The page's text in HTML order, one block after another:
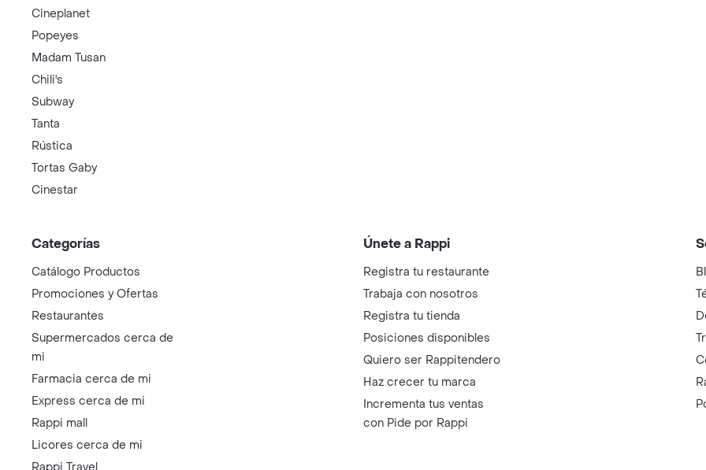
Cineplanet
Popeyes
Madam Tusan
Chili's
Subway
Tanta
Rústica
Tortas Gaby
Cinestar
Categorías
Catálogo Productos
Promociones y Ofertas
Restaurantes
Supermercados cerca de
mi
Farmacia cerca de mi
Express cerca de mi
Rappi mall
Licores cerca de mi
Únete a Rappi
Registra tu restaurante
Trabaja con nosotros
Registra tu tienda
Posiciones disponibles
Quiero ser Rappitendero
Haz crecer tu marca
Incrementa tus ventas
con Pide por Rappi